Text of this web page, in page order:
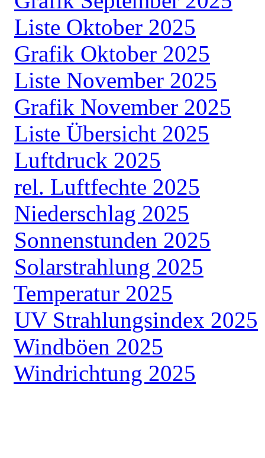
Liste Oktober 2025
Grafik Oktober 2025
Liste November 2025
Grafik November 2025
Liste Übersicht 2025
Luftdruck 2025
rel. Luftfechte 2025
Niederschlag 2025
Sonnenstunden 2025
Solarstrahlung 2025
Temperatur 2025
UV Strahlungsindex 2025
Windböen 2025
Windrichtung 2025